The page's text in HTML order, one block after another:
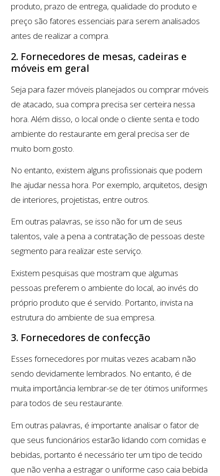
produto, prazo de entrega, qualidade do produto e
preço são fatores essenciais para serem analisados
antes de realizar a compra.
2. Fornecedores de mesas, cadeiras e
móveis em geral
Seja para fazer móveis planejados ou comprar móveis
de atacado, sua compra precisa ser certeira nessa
hora. Além disso, o local onde o cliente senta e todo
ambiente do restaurante em geral precisa ser de
muito bom gosto.
No entanto, existem alguns profissionais que podem
lhe ajudar nessa hora. Por exemplo, arquitetos, design
de interiores, projetistas, entre outros.
Em outras palavras, se isso não for um de seus
talentos, vale a pena a contratação de pessoas deste
segmento para realizar este serviço.
Existem pesquisas que mostram que algumas
pessoas preferem o ambiente do local, ao invés do
próprio produto que é servido. Portanto, invista na
estrutura do ambiente de sua empresa.
3. Fornecedores de confecção
Esses fornecedores por muitas vezes acabam não
sendo devidamente lembrados. No entanto, é de
muita importância lembrar-se de ter ótimos uniformes
para todos de seu restaurante.
Em outras palavras, é importante analisar o fator de
que seus funcionários estarão lidando com comidas e
bebidas, portanto é necessário ter um tipo de tecido
que não venha a estragar o uniforme caso caia bebida